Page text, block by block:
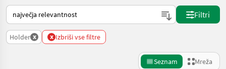
Tako je razvrščeno na Landwirt.com
Filtri
Holder x x Izbriši vse filtre
Seznam Mreža